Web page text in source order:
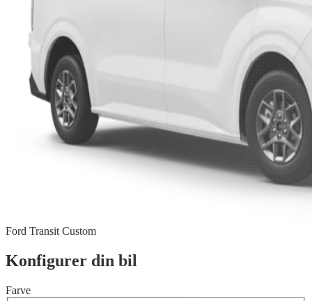
Ford Transit Custom
Konfigurer din bil
Farve